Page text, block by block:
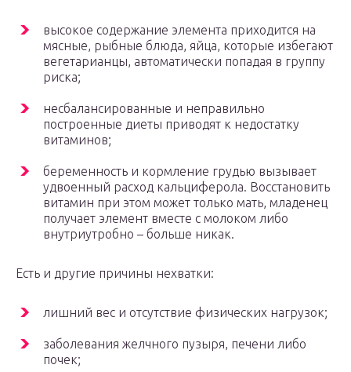
высокое содержание элемента приходится на
мясные, рыбные блюда, яйца, которые избегают
вегетарианцы, автоматически попадая в группу
риска;
несбалансированные и неправильно
построенные диеты приводят к недостатку
витаминов;
беременность и кормление грудью вызывает
удвоенный расход кальциферола. Восстановить
витамин при этом может только мать, младенец
получает элемент вместе с молоком либо
внутриутробно – больше никак.
Есть и другие причины нехватки:
лишний вес и отсутствие физических нагрузок;
заболевания желчного пузыря, печени либо
почек;